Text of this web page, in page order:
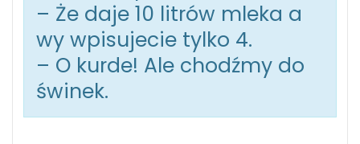
– Że daje 10 litrów mleka a
wy wpisujecie tylko 4.
– O kurde! Ale chodźmy do
świnek.